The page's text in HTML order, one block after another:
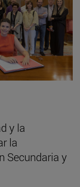
y la
la
Secundaria y